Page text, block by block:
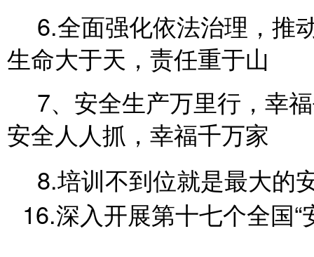
6.全面强化依
生命大于天，责任重于山
7、安全生产
安全人人抓，幸福千万家
8.培训不到位就是最大的
16.深入开展第十七个全国“